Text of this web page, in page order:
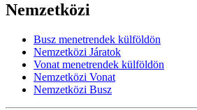
Nemzetközi
Busz menetrendek külföldön
Nemzetközi Járatok
Vonat menetrendek külföldön
Nemzetközi Vonat
Nemzetközi Busz